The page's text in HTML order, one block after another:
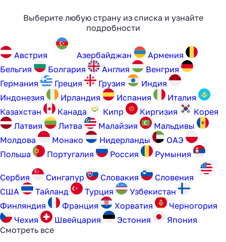
Выберите любую страну из списка и узнайте
подробности
Австрия Aзербайджан
Армения
Бельгия
Болгария Англия
Венгрия
Германия
Греция Грузия
Индия
Индонезия
Ирландия Испания
Италия
Казахстан
Канада Кипр Киргизия
Корея
Латвия
Литва Малайзия
Мальдивы
Молдова
Монако Нидерланды
ОАЭ
Польша
Португалия Россия Румыния
Сербия Сингапур Словакия
Словения
США
Тайланд Турция
Узбекистан
Финляндия
Франция Хорватия
Черногория
Чехия
Швейцария Эстония
Япония
Смотреть все
Узнать